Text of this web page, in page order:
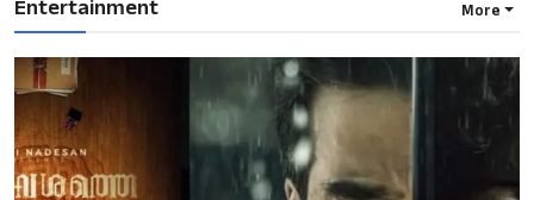
Entertainment More